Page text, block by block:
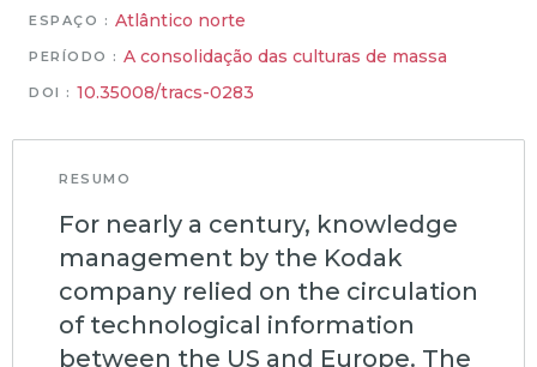
ESPAÇO : Atlântico norte
PERÍODO : A consolidação das culturas de massa
DOI : 10.35008/tracs-0283
RESUMO
For nearly a century, knowledge
management by the Kodak
company relied on the circulation
of technological information
between the US and Europe. The